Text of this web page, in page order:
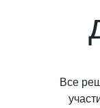
Все